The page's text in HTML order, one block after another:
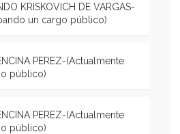
KRISKOVICH DE VARGAS-
un cargo público)
PEREZ-(Actualmente
público)
PEREZ-(Actualmente
público)